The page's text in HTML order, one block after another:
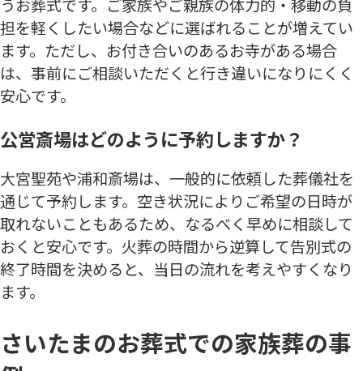
うお葬式です。ご家族やご親族の体力的・移動の負
担を軽くしたい場合などに選ばれることが増えてい
ます。ただし、お付き合いのあるお寺がある場合
は、事前にご相談いただくと行き違いになりにくく
安心です。
公営斎場はどのように予約しますか？
大宮聖苑や浦和斎場は、一般的に依頼した葬儀社を
通じて予約します。空き状況によりご希望の日時が
取れないこともあるため、なるべく早めに相談して
おくと安心です。火葬の時間から逆算して告別式の
終了時間を決めると、当日の流れを考えやすくなり
ます。
さいたまのお葬式での家族葬の事